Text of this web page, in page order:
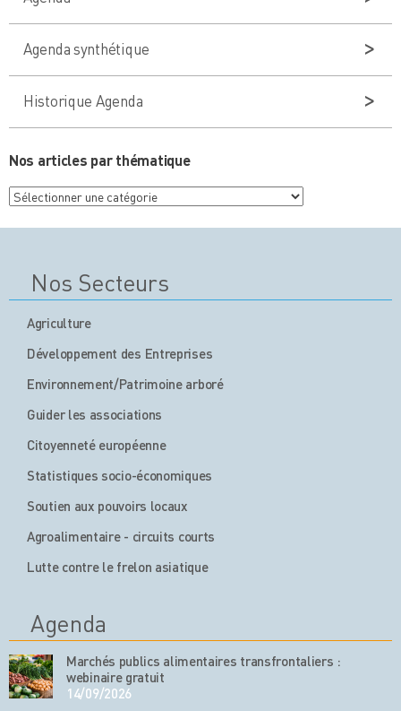
Agenda synthétique
Historique Agenda
Nos articles par thématique
Nos
articles
Nos Secteurs
Agriculture
Développement des Entreprises
Environnement/Patrimoine arboré
Guider les associations
Citoyenneté européenne
Statistiques socio-économiques
Soutien aux pouvoirs locaux
Agroalimentaire - circuits courts
Lutte contre le frelon asiatique
Agenda
Marchés publics alimentaires transfrontaliers :
webinaire gratuit
14/09/2026